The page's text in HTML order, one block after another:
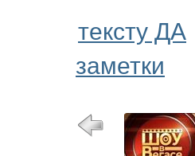
тексту ДА
заметки